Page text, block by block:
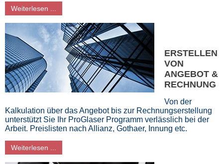
Weiterlesen ...
ERSTELLEN
VON
ANGEBOT &
RECHNUNG
Von der
Kalkulation über das Angebot bis zur Rechnungserstellung
unterstützt Sie Ihr ProGlaser Programm verlässlich bei der
Arbeit. Preislisten nach Allianz, Gothaer, Innung etc.
Weiterlesen ...